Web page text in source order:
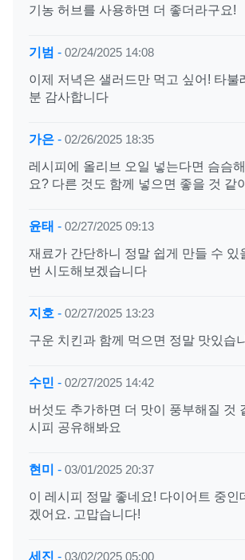
기농 허브를 사용하면 더 좋더라구요!
기범 - 02/24/2025 14:08
이제 저녁은 샐러드만 먹고 싶어! 타불
분 감사합니다
가은 - 02/26/2025 18:35
레시피에 올리브 오일 넣는다면 슴슴
요? 다른 것도 함께 넣으면 좋을 것 같
윤태 - 02/27/2025 09:13
재료가 간단하니 정말 쉽게 만들 수 있
번 시도해보겠습니다
지호 - 02/27/2025 13:23
구운 치킨과 함께 먹으면 정말 맛있습
수민 - 02/27/2025 14:42
버섯도 추가하면 더 맛이 풍부해질 것
시피 공유해봐요
현미 - 03/01/2025 20:37
이 레시피 정말 좋네요! 다이어트 중인
겠어요. 고맙습니다!
세진 - 03/02/2025 05:00